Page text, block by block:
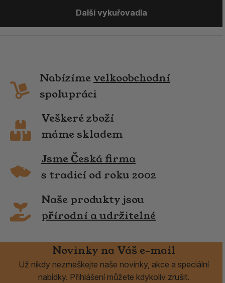
Další vykuřovadla
Nabízíme velkoobchodní
spolupráci
Veškeré zboží
máme skladem
Jsme Česká firma
s tradicí od roku 2002
Naše produkty jsou
přírodní a udržitelné
Novinky na Váš e-mail
Už nikdy nezmeškejte naše novinky, akce a speciální
nabídky. Přihlášení můžete kdykoliv zrušit.